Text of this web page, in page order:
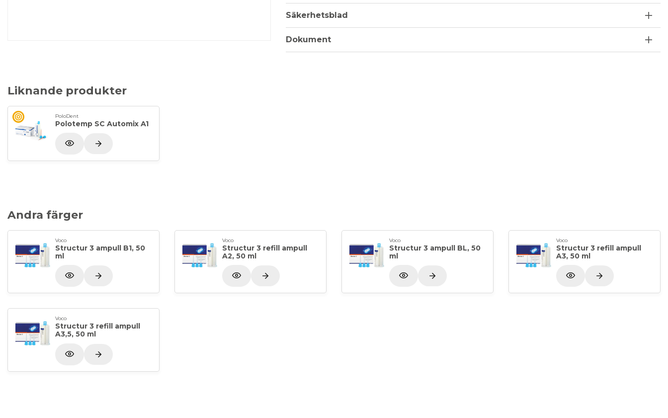
Förpackning; 50 ml i färg A1 samt 10 st blandningsspetsar.
Säkerhetsblad
Dokument
Liknande produkter
PoloDent
Polotemp SC Automix A1
Andra färger
Voco
Structur 3 ampull B1, 50
ml
Voco
Structur 3 refill ampull
A2, 50 ml
Voco
Structur 3 ampull BL, 50
ml
Voco
Structur 3 refill ampull
A3, 50 ml
Voco
Structur 3 refill ampull
A3,5, 50 ml